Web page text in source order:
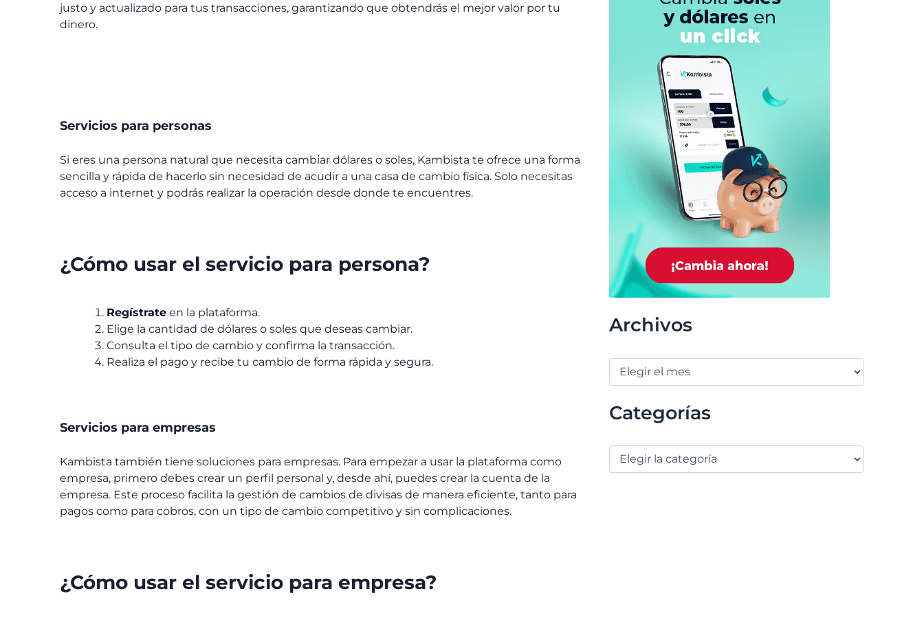
justo y actualizado para tus transacciones, garantizando que obtendrás el mejor valor por tu
dinero.
Servicios para personas
Si eres una persona natural que necesita cambiar dólares o soles, Kambista te ofrece una forma
sencilla y rápida de hacerlo sin necesidad de acudir a una casa de cambio física. Solo necesitas
acceso a internet y podrás realizar la operación desde donde te encuentres.
¿Cómo usar el servicio para persona?
Regístrate en la plataforma.
Elige la cantidad de dólares o soles que deseas cambiar.
Consulta el tipo de cambio y confirma la transacción.
Realiza el pago y recibe tu cambio de forma rápida y segura.
Servicios para empresas
Kambista también tiene soluciones para empresas. Para empezar a usar la plataforma como
empresa, primero debes crear un perfil personal y, desde ahí, puedes crear la cuenta de la
empresa. Este proceso facilita la gestión de cambios de divisas de manera eficiente, tanto para
pagos como para cobros, con un tipo de cambio competitivo y sin complicaciones.
¿Cómo usar el servicio para empresa?
Archivos
Categorías